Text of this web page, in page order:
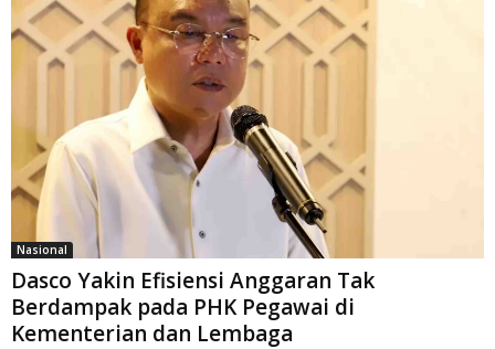
Nasional
Dasco Yakin Efisiensi Anggaran Tak
Berdampak pada PHK Pegawai di
Kementerian dan Lembaga